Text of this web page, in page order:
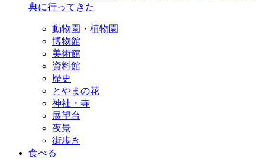
典に行ってきた
動物園・植物園
博物館
美術館
資料館
歴史
とやまの花
神社・寺
展望台
夜景
街歩き
食べる